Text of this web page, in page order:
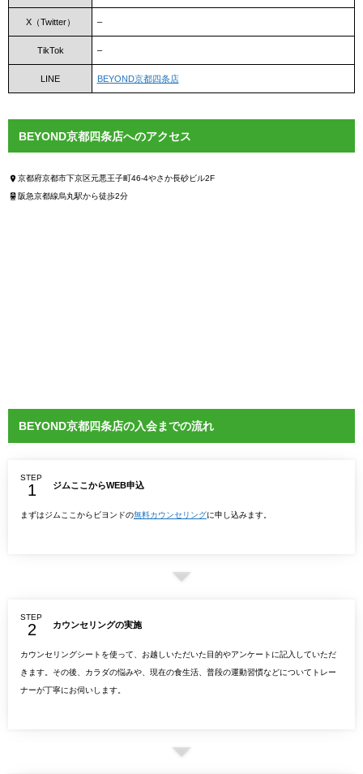
X（Twitter） –
TikTok –
LINE BEYOND京都四条店
BEYOND京都四条店へのアクセス
京都府京都市下京区元悪王子町46-4やさか長砂ビル2F
阪急京都線烏丸駅から徒歩2分
BEYOND京都四条店の入会までの流れ
STEP
ジムここからWEB申込
まずはジムここからビヨンドの無料カウンセリングに申し込みます。
STEP
カウンセリングの実施
カウンセリングシートを使って、お越しいただいた目的やアンケートに記入していただ
きます。その後、カラダの悩みや、現在の食生活、普段の運動習慣などについてトレー
ナーが丁寧にお伺いします。